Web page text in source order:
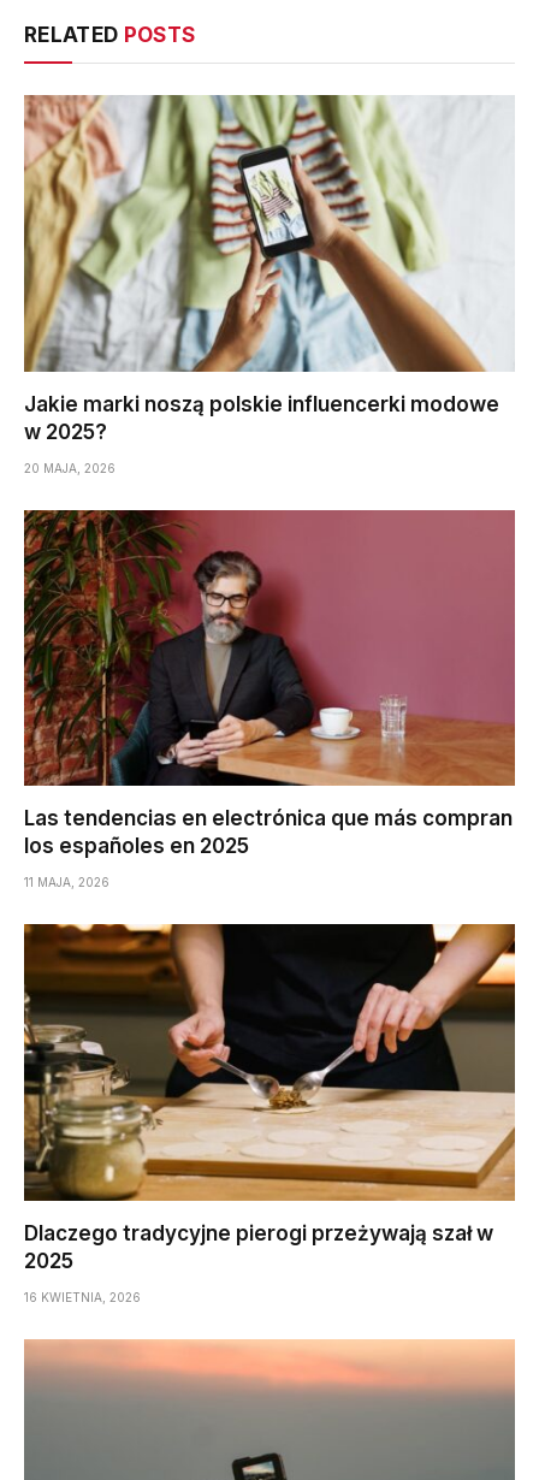
RELATED POSTS
Jakie marki noszą polskie influencerki modowe
w 2025?
20 MAJA, 2026
Las tendencias en electrónica que más compran
los españoles en 2025
11 MAJA, 2026
Dlaczego tradycyjne pierogi przeżywają szał w
2025
16 KWIETNIA, 2026